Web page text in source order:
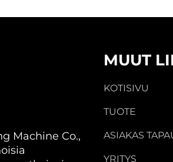
Machine Co.,
MUUT
KOTISIVU
TUOTE
ASIAKAS
YRITYS